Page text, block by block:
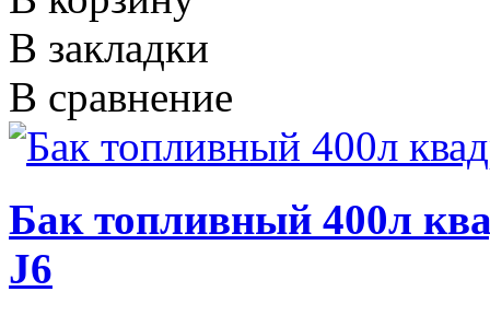
В закладки
В сравнение
Бак топливный 400л
J6